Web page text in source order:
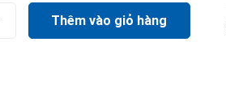
Thêm vào giỏ hàng